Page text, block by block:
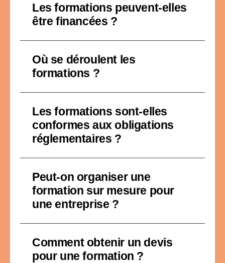
Les formations peuvent-elles
être financées ?
Où se déroulent les
formations ?
Les formations sont-elles
conformes aux obligations
réglementaires ?
Peut-on organiser une
formation sur mesure pour
une entreprise ?
Comment obtenir un devis
pour une formation ?